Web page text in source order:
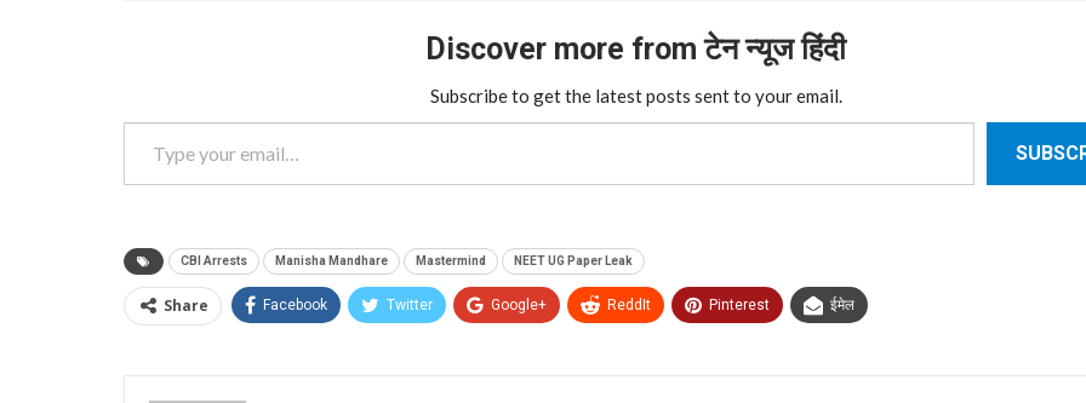
Discover more from टेन न्यूज हिंदी
Subscribe to get the latest posts sent to your email.
Type your email…
CBI Arrests Manisha Mandhare Mastermind NEET UG Paper Leak
Share Facebook Twitter Google+ ReddIt Pinterest ईमेल